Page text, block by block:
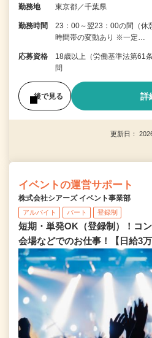
勤務地 東京都／千葉県
勤務時間
23：00～翌23：00の間（休
時間帯の変動あり ※一定…
応募資格
18歳以上（労働基準法第61
問
後で見る 詳
更新日：
イベントの運営サポート
株式会社シアーズ イベント事業部
アルバイト パート 登録制
短期・単発OK（登録制）！コ
会場などでのお仕事！【日給3